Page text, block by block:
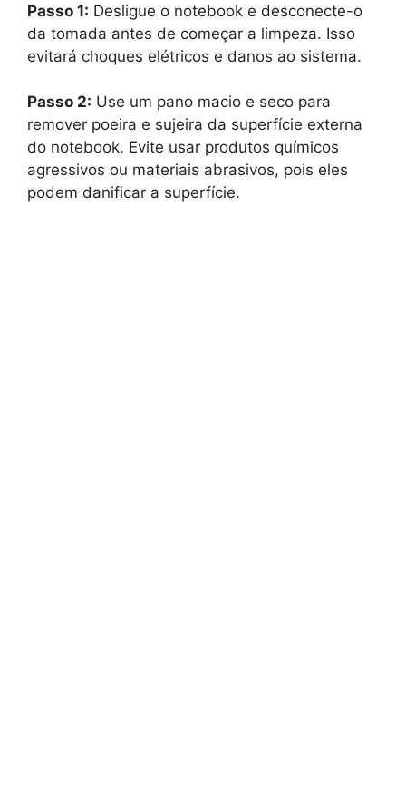
Passo 1: Desligue o notebook e desconecte-o
da tomada antes de começar a limpeza. Isso
evitará choques elétricos e danos ao sistema.
Passo 2: Use um pano macio e seco para
remover poeira e sujeira da superfície externa
do notebook. Evite usar produtos químicos
agressivos ou materiais abrasivos, pois eles
podem danificar a superfície.